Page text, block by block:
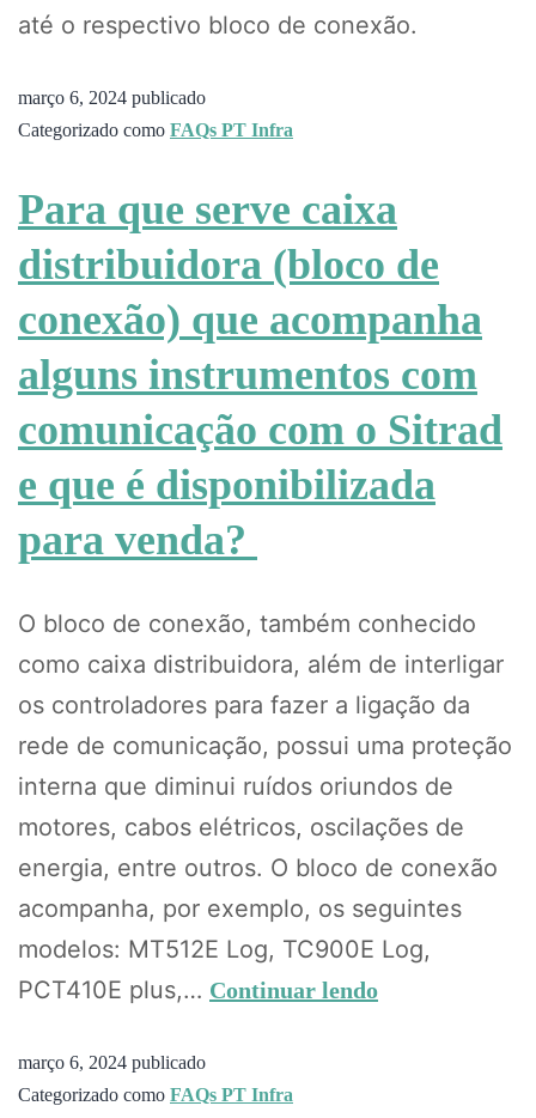
até o respectivo bloco de conexão.
março 6, 2024 publicado
Categorizado como FAQs PT Infra
Para que serve caixa
distribuidora (bloco de
conexão) que acompanha
alguns instrumentos com
comunicação com o Sitrad
e que é disponibilizada
para venda?
O bloco de conexão, também conhecido
como caixa distribuidora, além de interligar
os controladores para fazer a ligação da
rede de comunicação, possui uma proteção
interna que diminui ruídos oriundos de
motores, cabos elétricos, oscilações de
energia, entre outros. O bloco de conexão
acompanha, por exemplo, os seguintes
modelos: MT512E Log, TC900E Log,
PCT410E plus,… Continuar lendo
março 6, 2024 publicado
Categorizado como FAQs PT Infra